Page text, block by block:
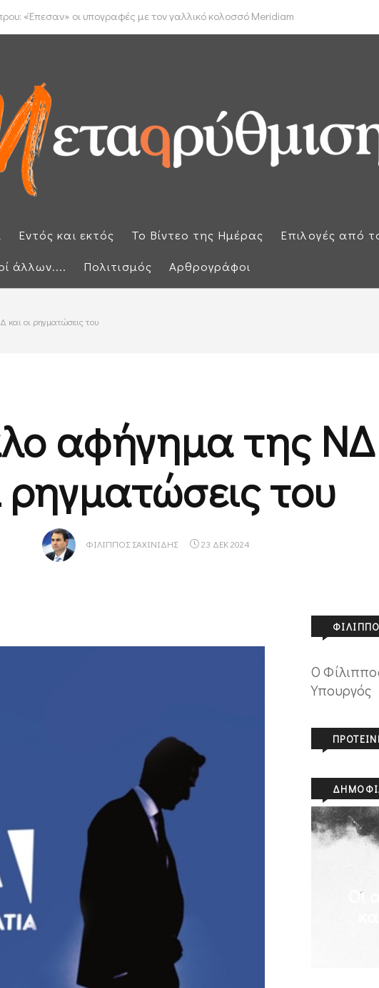
«Έπεσαν» οι υπογραφές με τον γαλλικό κολοσσό Meridiam
στην προστασία των εξωτερικών συνόρων μετά την έκτακτη ...
Εντός και εκτός Το Βίντεο της Ημέρας Επιλογές από
άλλων.... Πολιτισμός Αρθρογράφοι
οι ρηγματώσεις του
αφήγημα της ΝΔ
ρηγματώσεις του
ΦΊΛΙΠΠΟΣ ΣΑΧΙΝΊΔΗΣ 23 ΔΕΚ 2024
Ο
Υπουργός